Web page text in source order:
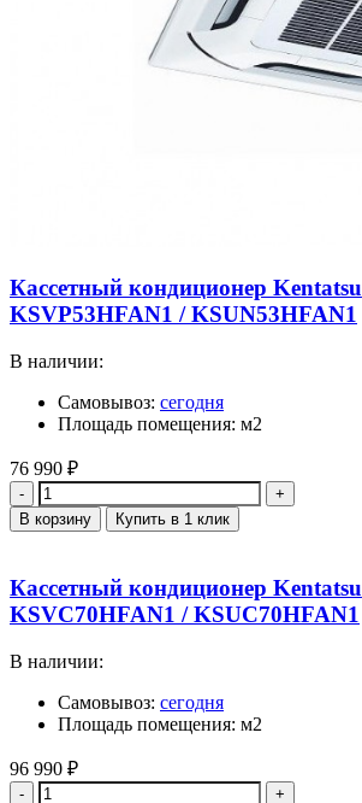
Кассетный кондиционер Kentatsu
KSVP53HFAN1 / KSUN53HFAN1
В наличии:
Самовывоз: сегодня
Площадь помещения: м2
76 990 ₽
Количество
В корзину Купить в 1 клик
Кассетный кондиционер Kentatsu
KSVC70HFAN1 / KSUC70HFAN1
В наличии:
Самовывоз: сегодня
Площадь помещения: м2
96 990 ₽
Количество